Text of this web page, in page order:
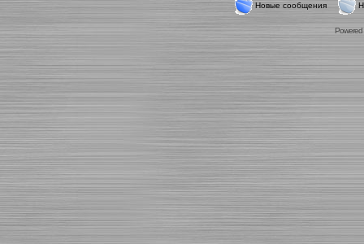
Новые сообщения